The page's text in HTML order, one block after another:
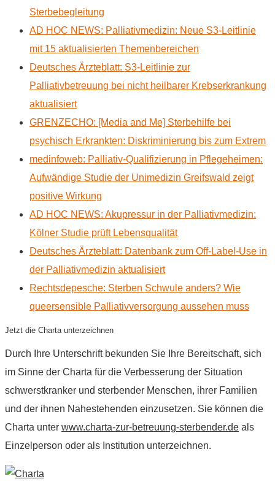
Sterbebegleitung
AD HOC NEWS: Palliativmedizin: Neue S3-Leitlinie
mit 15 aktualisierten Themenbereichen
Deutsches Ärzteblatt: S3-Leitlinie zur
Palliativbetreuung bei nicht heilbarer Krebserkrankung
aktualisiert
GRENZECHO: [Media and Me] Sterbehilfe bei
psychisch Erkrankten: Diskriminierung bis zum Extrem
medinfoweb: Palliativ-Qualifizierung in Pflegeheimen:
Aufwändige Studie der Unimedizin Greifswald zeigt
positive Wirkung
AD HOC NEWS: Akupressur in der Palliativmedizin:
Kölner Studie prüft Lebensqualität
Deutsches Ärzteblatt: Datenbank zum Off-Label-Use in
der Palliativmedizin aktualisiert
Rechtsdepesche: Sterben Schwule anders? Wie
queersensible Palliativversorgung aussehen muss
Jetzt die Charta unterzeichnen
Durch Ihre Unterschrift bekunden Sie Ihre Bereitschaft, sich
im Sinne der Charta für die Verbesserung der Situation
schwerstkranker und sterbender Menschen, ihrer Familien
und der ihnen Nahestehenden einzusetzen. Sie können die
Charta unter www.charta-zur-betreuung-sterbender.de als
Einzelperson oder als Institution unterzeichnen.